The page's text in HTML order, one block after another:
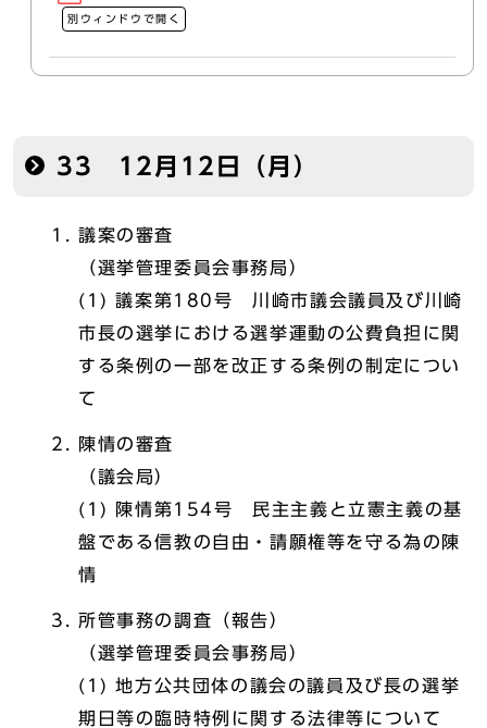
別ウィンドウで開く
33 12月12日（月）
議案の審査
（選挙管理委員会事務局）
(1) 議案第180号 川崎市議会議員及び川崎
市長の選挙における選挙運動の公費負担に関
する条例の一部を改正する条例の制定につい
て
陳情の審査
（議会局）
(1) 陳情第154号 民主主義と立憲主義の基
盤である信教の自由・請願権等を守る為の陳
情
所管事務の調査（報告）
（選挙管理委員会事務局）
(1) 地方公共団体の議会の議員及び長の選挙
期日等の臨時特例に関する法律等について